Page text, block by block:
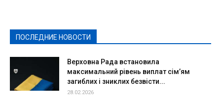
ПОСЛЕДНИЕ НОВОСТИ
Верховна Рада встановила
максимальний рівень виплат сім’ям
загиблих і зниклих безвісти...
28.02.2026